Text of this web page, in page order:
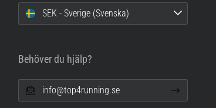
SEK - Sverige (Svenska)
Behöver du hjälp?
info@top4running.se